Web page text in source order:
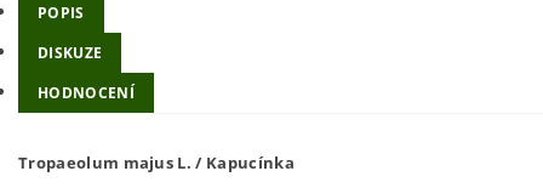
POPIS
DISKUZE
HODNOCENÍ
Tropaeolum majus L. / Kapucínka